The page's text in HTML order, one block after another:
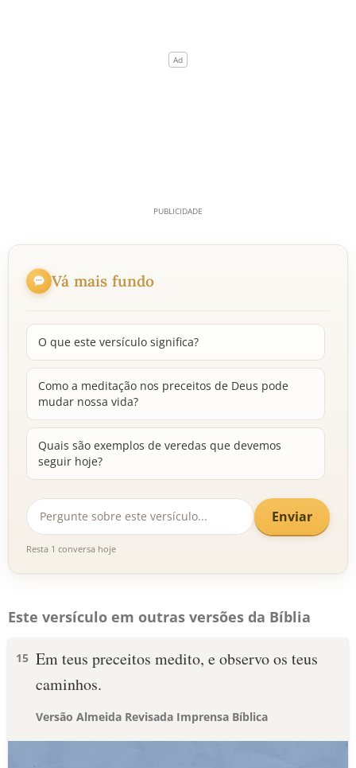
Vá mais fundo
O que este versículo significa?
Como a meditação nos preceitos de Deus pode
mudar nossa vida?
Quais são exemplos de veredas que devemos
seguir hoje?
Enviar
Resta 1 conversa hoje
Este versículo em outras versões da Bíblia
15 Em teus preceitos medito, e observo os teus
caminhos.
Versão Almeida Revisada Imprensa Bíblica